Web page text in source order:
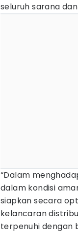
seluruh sarana
“Dalam
dalam kondisi
siapkan secara
kelancaran
terpenuhi dengan